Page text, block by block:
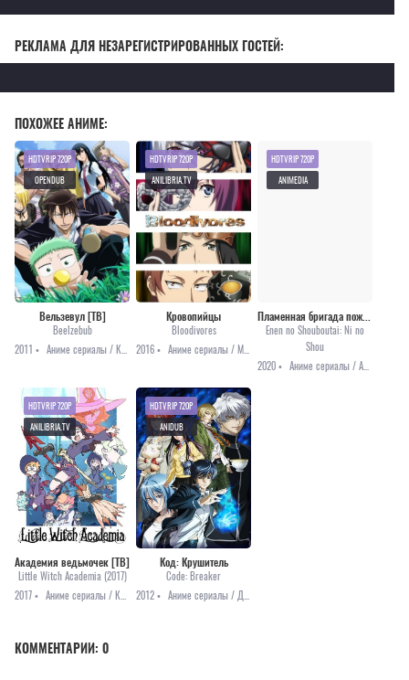
РЕКЛАМА ДЛЯ НЕЗАРЕГИСТРИРОВАННЫХ ГОСТЕЙ:
ПОХОЖЕЕ АНИМЕ:
Вельзевул [ТВ]
Beelzebub
2011 •
HDTVRIP 720P
OPENDUB
Кровопийцы
Bloodivores
2016 •
HDTVRIP 720P
ANILIBRIA.TV
Enen no Shouboutai: Ni no
Shou
2020 •
HDTVRIP 720P
ANIMEDIA
Академия ведьмочек [ТВ]
Little Witch Academia (2017)
2017 •
Аниме сериалы / Комедия / Приключения / Фэнтези
HDTVRIP 720P
ANILIBRIA.TV
Код: Крушитель
Code: Breaker
2012 •
Аниме сериалы / Драма / Мистика / Приключения / Сёнэн
HDTVRIP 720P
ANIDUB
КОММЕНТАРИИ: 0